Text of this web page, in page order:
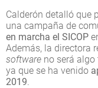
Calderón detalló que
una campaña de
en marcha el SICOP
Además, la directora
software no será
ya que se ha venido
2019.